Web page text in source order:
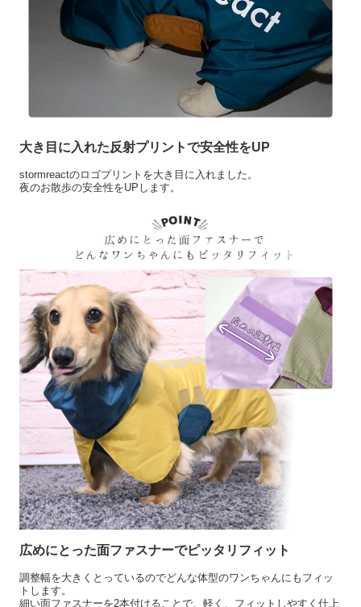
大き目に入れた反射プリントで安全性をUP
stormreactのロゴプリントを大き目に入れました。
夜のお散歩の安全性をUPします。
広めにとった面ファスナーでピッタリフィット
調整幅を大きくとっているのでどんな体型のワンちゃんにもフィッ
トします。
細い面ファスナーを2本付けることで、軽く、フィットしやすく仕上